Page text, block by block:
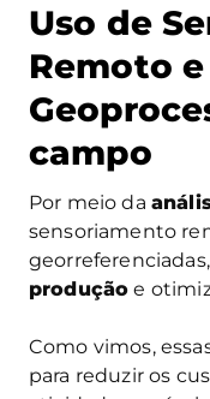
Uso de
Remoto e
campo
Por meio da
sensoriamento
produção e
Como vimos,
para reduzir os